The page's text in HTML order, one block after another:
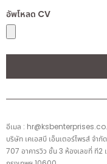
อัพโหลด CV
อีเมล :
บริษัท เคเอสบี เอ็นเตอร์ไพรส์ จำกัด
707 อาคารวิว ชั้น 3 ห้องเลขที่ ที